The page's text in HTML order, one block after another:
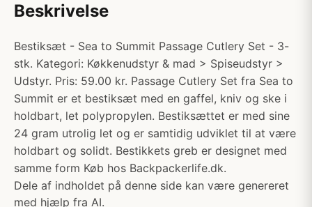
Beskrivelse
Bestiksæt - Sea to Summit Passage Cutlery Set - 3-
stk. Kategori: Køkkenudstyr & mad > Spiseudstyr >
Udstyr. Pris: 59.00 kr. Passage Cutlery Set fra Sea to
Summit er et bestiksæt med en gaffel, kniv og ske i
holdbart, let polypropylen. Bestiksættet er med sine
24 gram utrolig let og er samtidig udviklet til at være
holdbart og solidt. Bestikkets greb er designet med
samme form Køb hos Backpackerlife.dk.
Dele af indholdet på denne side kan være genereret
med hjælp fra AI.